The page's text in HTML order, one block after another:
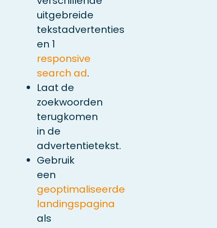
uitgebreide
tekstadvertenties
en 1
responsive
search ad.
Laat de
zoekwoorden
terugkomen
in de
advertentietekst.
Gebruik
een
geoptimaliseerde
landingspagina
als